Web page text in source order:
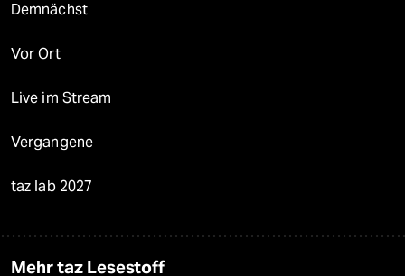
Demnächst
Vor Ort
Live im Stream
Vergangene
taz lab 2027
Mehr taz Lesestoff